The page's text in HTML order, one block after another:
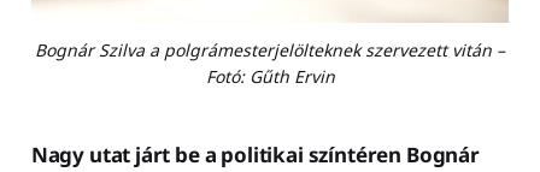
Bognár Szilva a polgrámesterjelölteknek szervezett vitán –
Fotó: Gűth Ervin
Nagy utat járt be a politikai színtéren Bognár